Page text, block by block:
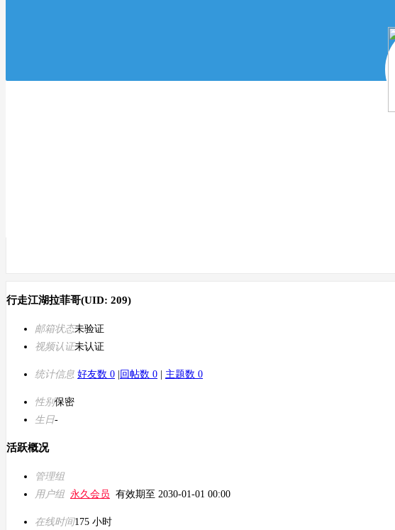
行走江湖拉菲哥(UID: 209)
邮箱状态未验证
视频认证未认证
统计信息 好友数 0 回帖数 0 主题数 0
性别保密
生日-
活跃概况
管理组
用户组 永久会员 有效期至 2030-01-01 00:00
在线时间175 小时